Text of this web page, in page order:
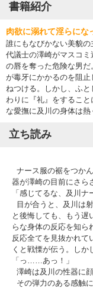
書籍紹介
肉欲に溺れて淫らにな
誰にもなびかない美貌
代議士の澤崎がマスコミ
の唇を奪った危険な男
が毒牙にかかるのを阻
ねつける。しかし、ふ
わりに『礼』をするこ
な愛撫に及川の身体は
立ち読み
ナース服の裾をつか
器が澤崎の目前にさら
「感じてるな、及川ナ
目が合うと、及川は
と後悔しても、もう遅
らな身体の反応を知ら
反応全てを見抜かれて
くと戦慄が伝う。しか
「っ……あっ！」
澤崎は及川の性器に
その弾力のある感触